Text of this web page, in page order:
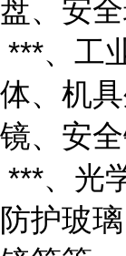
盘、安全
***、工
体、机
镜、安全
***、光
防护玻